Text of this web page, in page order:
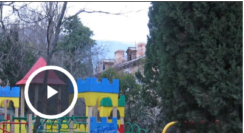
Play Video